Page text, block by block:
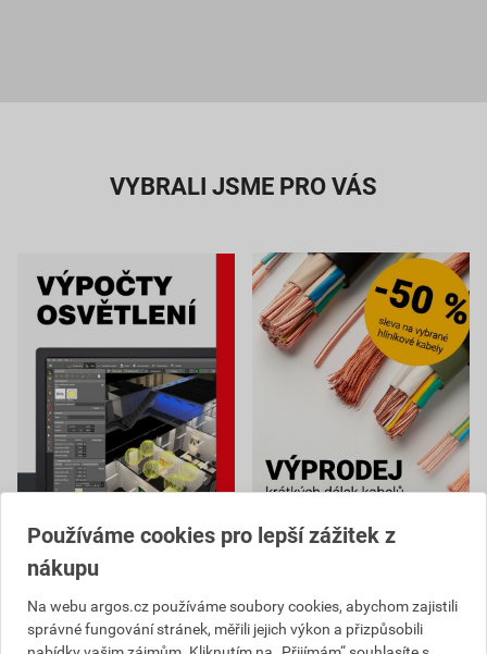
VYBRALI JSME PRO VÁS
Používáme cookies pro lepší zážitek z
nákupu
Na webu argos.cz používáme soubory cookies, abychom zajistili
správné fungování stránek, měřili jejich výkon a přizpůsobili